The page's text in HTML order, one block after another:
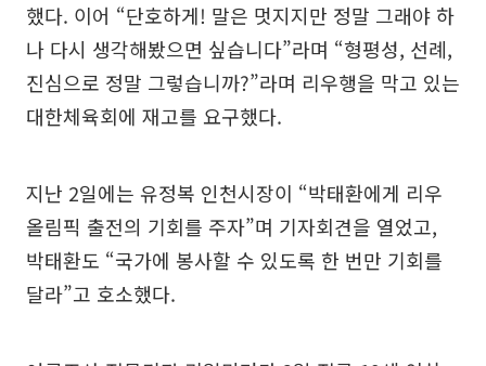
했다. 이어 “단호하게! 말은 멋지지만 정말 그래야 하
나 다시 생각해봤으면 싶습니다”라며 “형평성, 선례,
진심으로 정말 그렇습니까?”라며 리우행을 막고 있는
대한체육회에 재고를 요구했다.
지난 2일에는 유정복 인천시장이 “박태환에게 리우
올림픽 출전의 기회를 주자”며 기자회견을 열었고,
박태환도 “국가에 봉사할 수 있도록 한 번만 기회를
달라”고 호소했다.